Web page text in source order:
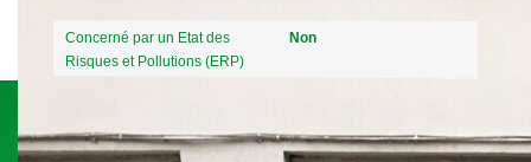
Concerné par un Etat des
Risques et Pollutions (ERP)
Non